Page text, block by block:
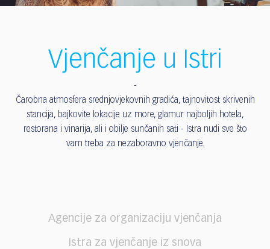
Vjenčanje u Istri
Čarobna atmosfera srednjovjekovnih gradića, tajnovitost skrivenih
stancija, bajkovite lokacije uz more, glamur najboljih hotela,
restorana i vinarija, ali i obilje sunčanih sati - Istra nudi sve što
vam treba za nezaboravno vjenčanje.
Agencije za organizaciju vjenčanja
Istra za vjenčanje iz snova